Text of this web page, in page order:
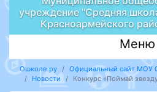
учреждение "Средняя
Красноармейского
Меню
Ошколе.ру
Официальный сайт МОУ
Новости
Конкурс «Поймай